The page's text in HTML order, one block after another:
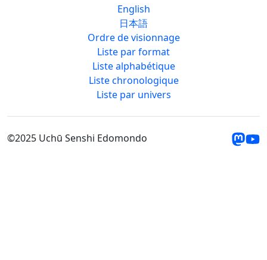
English
日本語
Ordre de visionnage
Liste par format
Liste alphabétique
Liste chronologique
Liste par univers
©2025 Uchū Senshi Edomondo